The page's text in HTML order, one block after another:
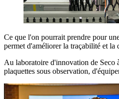
Ce que l'on pourrait prendre pour
permet d'améliorer la traçabilité et la
Au laboratoire d'innovation de Seco
plaquettes sous observation,